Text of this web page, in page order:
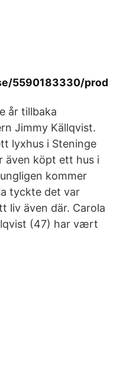
5590183330/prod
år tillbaka
Jimmy Källqvist.
lyxhus i Steninge
även köpt ett hus i
kommer
tyckte det var
liv även där. Carola
(47) har vært